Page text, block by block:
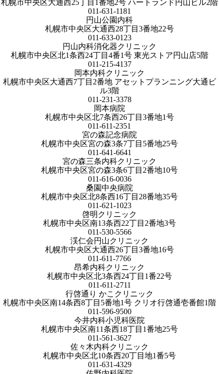
札幌市中央区大通西25丁目1番地2号 ハートランド円山ビル2階
011-631-1181
円山公園内科
札幌市中央区大通西28丁目3番地22号
011-633-0123
円山内科消化器クリニック
札幌市中央区北1条西24丁目4番1号 東光ストア円山店5階
011-215-4137
岡本内科クリニック
札幌市中央区大通西7丁目2番地 アセットプランニング大通ビ
ル3階
011-231-3378
岡本病院
札幌市中央区北7条西26丁目3番地1号
011-611-2351
宮の森記念病院
札幌市中央区宮の森3条7丁目5番地25号
011-641-6641
宮の森三条内科クリニック
札幌市中央区宮の森3条6丁目2番地10号
011-616-0036
桑園中央病院
札幌市中央区北8条西16丁目28番地35号
011-621-1023
啓明クリニック
札幌市中央区南13条西22丁目2番地3号
011-530-5566
渓仁会円山クリニック
札幌市中央区大通西26丁目3番地16号
011-611-7766
昂希内科クリニック
札幌市中央区北3条西24丁目1番22号
011-611-2711
行啓通り かこクリニック
札幌市中央区南14条西8丁目5番地1号 クリオ行啓通壱番館1階
011-596-9500
今井内科小児科医院
札幌市中央区南11条西18丁目1番地25号
011-561-3627
佐々木内科クリニック
札幌市中央区北10条西20丁目地1番5号
011-631-4329